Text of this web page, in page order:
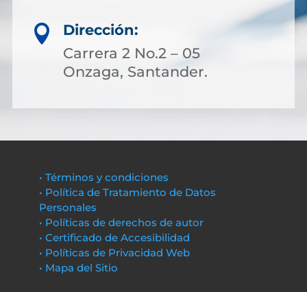

Dirección:
Carrera 2 No.2 – 05
Onzaga, Santander.
• Términos y condiciones
• Política de Tratamiento de Datos
Personales
• Políticas de derechos de autor
• Certificado de Accesibilidad
• Políticas de Privacidad Web
• Mapa del Sitio